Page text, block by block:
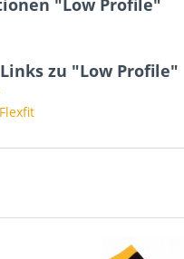
"Low Profile"
zu "Low Profile"